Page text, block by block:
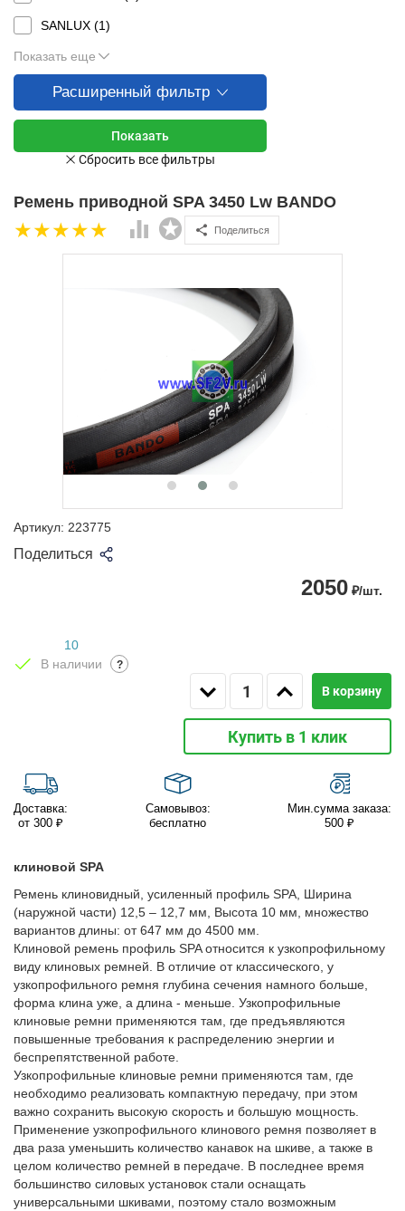
SANLUX (1)
Показать еще
Расширенный фильтр
Ремень приводной SPA 3450 Lw BANDO
Поделиться
Артикул: 223775
Поделиться
2050 ₽/шт.
10
В наличии
?
В корзину
Купить в 1 клик
Доставка:
от 300 ₽
Самовывоз:
бесплатно
Мин.сумма заказа:
500 ₽
клиновой SPA
Ремень клиновидный, усиленный профиль SPA, Ширина
(наружной части) 12,5 – 12,7 мм, Высота 10 мм, множество
вариантов длины: от 647 мм до 4500 мм.
Клиновой ремень профиль SPA относится к узкопрофильному
виду клиновых ремней. В отличие от классического, у
узкопрофильного ремня глубина сечения намного больше,
форма клина уже, а длина - меньше. Узкопрофильные
клиновые ремни применяются там, где предъявляются
повышенные требования к распределению энергии и
беспрепятственной работе.
Узкопрофильные клиновые ремни применяются там, где
необходимо реализовать компактную передачу, при этом
важно сохранить высокую скорость и большую мощность.
Применение узкопрофильного клинового ремня позволяет в
два раза уменьшить количество канавок на шкиве, а также в
целом количество ремней в передаче. В последнее время
большинство силовых установок стали оснащать
универсальными шкивами, поэтому стало возможным